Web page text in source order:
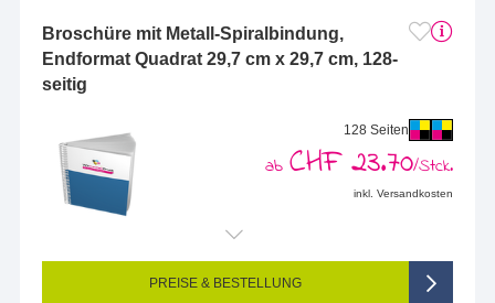
Broschüre mit Metall-Spiralbindung,
Endformat Quadrat 29,7 cm x 29,7 cm, 128-
seitig
128 Seiten
ab CHF 23.70/Stck.
inkl. Versandkosten
Endformat (bedruckte Fläche): 297 x 297 mm
Seitigkeit: 128-seitig (Vorderseite und Rückseite bedruckt)
4/4-farbig CMYK (vollfarbig bedruckt)
PREISE & BESTELLUNG